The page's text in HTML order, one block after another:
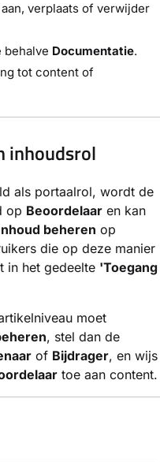
verplaats of verwijder
behalve Documentatie.
tot content of
inhoudsrol
als portaalrol, wordt de
op Beoordelaar en kan
beheren op
die op deze manier
in het gedeelte 'Toegang
moet
, stel dan de
of Bijdrager, en wijs
toe aan content.